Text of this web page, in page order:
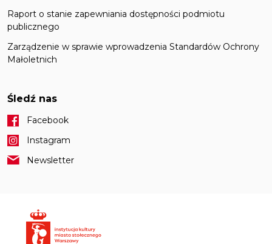
Raport o stanie zapewniania dostępności podmiotu
publicznego
Zarządzenie w sprawie wprowadzenia Standardów Ochrony
Małoletnich
Śledź nas
Facebook
Instagram
Newsletter